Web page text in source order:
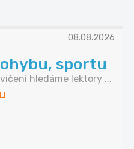
08.08.2026
sportu
hledáme lektory ...